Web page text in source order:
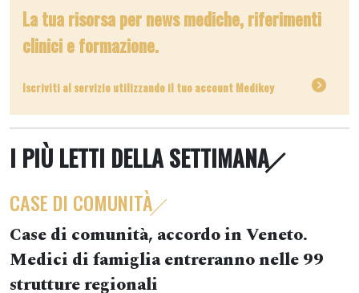
La tua risorsa per news mediche, riferimenti
clinici e formazione.
Iscriviti al servizio utilizzando il tuo account Medikey
I PIÙ LETTI DELLA SETTIMANA
CASE DI COMUNITÀ
Case di comunità, accordo in Veneto.
Medici di famiglia entreranno nelle 99
strutture regionali